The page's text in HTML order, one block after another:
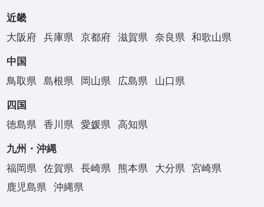
近畿
大阪府
兵庫県 京都府 滋賀県 奈良県 和歌山県
中国
鳥取県
島根県 岡山県 広島県 山口県
四国
徳島県
香川県 愛媛県 高知県
九州・沖縄
福岡県
佐賀県 長崎県 熊本県 大分県
宮崎県
鹿児島県
沖縄県